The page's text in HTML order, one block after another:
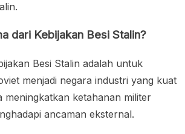
dari Kebijakan Besi Stalin?
Besi Stalin adalah untuk
menjadi negara industri yang kuat
meningkatkan ketahanan militer
ancaman eksternal.